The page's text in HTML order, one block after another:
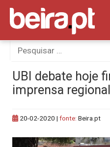
Skip
content
Procurar
por:
UBI debate hoje
imprensa
20-02-2020 | fonte: Beira.pt